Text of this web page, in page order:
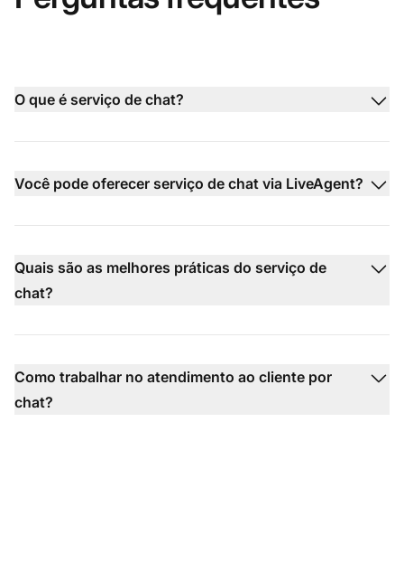
O que é serviço de chat?
Você pode oferecer serviço de chat via LiveAgent?
Quais são as melhores práticas do serviço de
chat?
Como trabalhar no atendimento ao cliente por
chat?